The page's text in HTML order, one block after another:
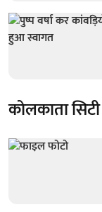
कोलकाता सिटी